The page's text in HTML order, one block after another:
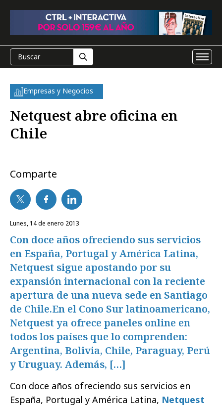
Empresas y Negocios
Netquest abre oficina en
Chile
Comparte
lunes, 14 de enero 2013
Con doce años ofreciendo sus servicios
en España, Portugal y América Latina,
Netquest sigue apostando por su
expansión internacional con la reciente
apertura de una nueva sede en Santiago
de Chile.En el Cono Sur latinoamericano,
Netquest ya ofrece paneles online en
todos los países que lo comprenden:
Argentina, Bolivia, Chile, Paraguay, Perú
y Uruguay. Además, […]
Con doce años ofreciendo sus servicios en
España, Portugal y América Latina, Netquest